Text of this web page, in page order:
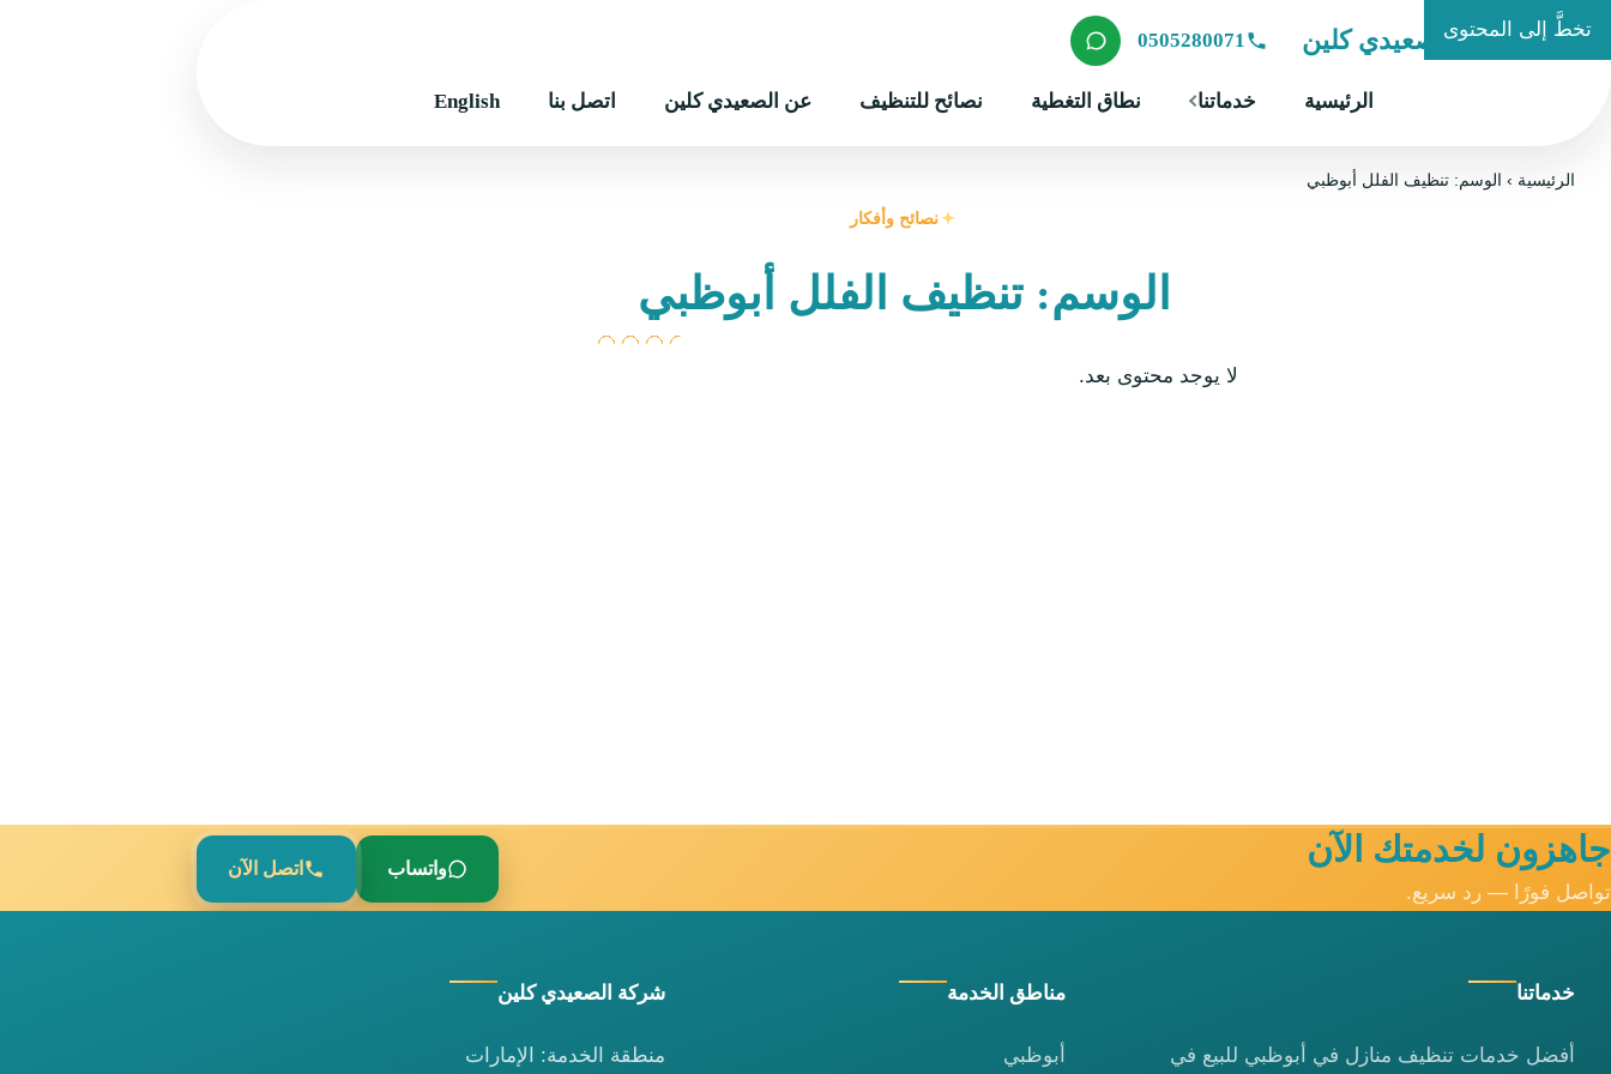
تخطَّ إلى المحتوى
شركة الصعيدي كلين
الرئيسية خدماتنا نطاق التغطية نصائح للتنظيف عن الصعيدي كلين اتصل بنا English
0505280071
الرئيسية › الوسم: تنظيف الفلل أبوظبي
نصائح وأفكار
الوسم: تنظيف الفلل أبوظبي
لا يوجد محتوى بعد.
جاهزون لخدمتك الآن
تواصل فورًا — رد سريع.
واتساب اتصل الآن
خدماتنا
أفضل خدمات تنظيف منازل في أبوظبي للبيع في
مناطق الخدمة
أبوظبي
شركة الصعيدي كلين
منطقة الخدمة: الإمارات